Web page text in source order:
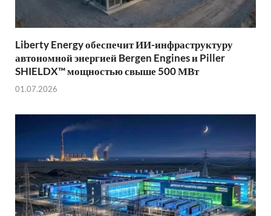
Liberty Energy обеспечит ИИ-инфраструктуру
автономной энергией Bergen Engines и Piller
SHIELDX™ мощностью свыше 500 МВт
01.07.2026